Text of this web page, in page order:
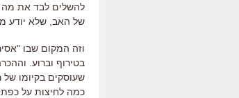
להשלים לבד את מה
של האב, שלא יודע
וזה המקום שבו
בטירוף וברוע.
שעוסקים בקיומו
כמה לחיצות על